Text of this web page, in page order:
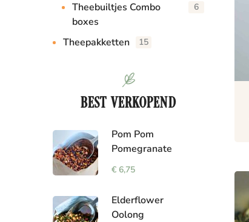
Theebuiltjes Combo
boxes
6
Theepakketten 15
BEST VERKOPEND
Pom Pom
Pomegranate
€ 6,75
Elderflower
Oolong